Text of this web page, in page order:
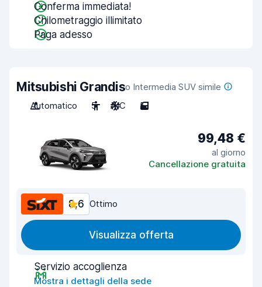
Conferma immediata!
Chilometraggio illimitato
Paga adesso
Mitsubishi Grandiso Intermedia SUV simile
Automatico
5 A/C 5
99,48 €
al giorno
Cancellazione gratuita
8,6 Ottimo
Visualizza offerta
Servizio accoglienza
Mostra i dettagli della sede